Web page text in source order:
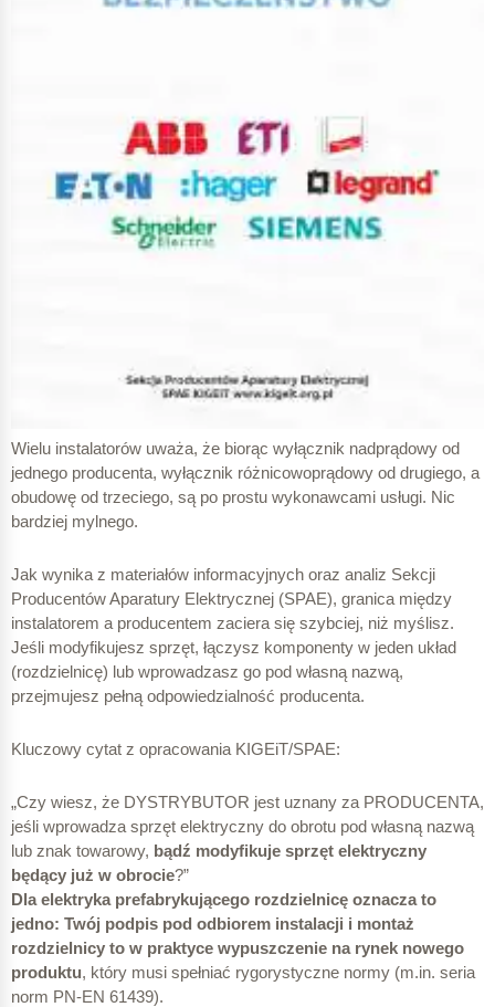
Wielu instalatorów uważa, że biorąc wyłącznik nadprądowy od
jednego producenta, wyłącznik różnicowoprądowy od drugiego, a
obudowę od trzeciego, są po prostu wykonawcami usługi. Nic
bardziej mylnego.
Jak wynika z materiałów informacyjnych oraz analiz Sekcji
Producentów Aparatury Elektrycznej (SPAE), granica między
instalatorem a producentem zaciera się szybciej, niż myślisz.
Jeśli modyfikujesz sprzęt, łączysz komponenty w jeden układ
(rozdzielnicę) lub wprowadzasz go pod własną nazwą,
przejmujesz pełną odpowiedzialność producenta.
Kluczowy cytat z opracowania KIGEiT/SPAE:
„Czy wiesz, że DYSTRYBUTOR jest uznany za PRODUCENTA,
jeśli wprowadza sprzęt elektryczny do obrotu pod własną nazwą
lub znak towarowy, bądź modyfikuje sprzęt elektryczny
będący już w obrocie?”
Dla elektryka prefabrykującego rozdzielnicę oznacza to
jedno: Twój podpis pod odbiorem instalacji i montaż
rozdzielnicy to w praktyce wypuszczenie na rynek nowego
produktu, który musi spełniać rygorystyczne normy (m.in. seria
norm PN-EN 61439).